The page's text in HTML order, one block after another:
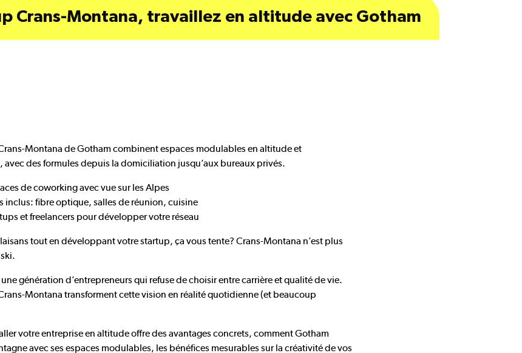
Crans-Montana, travaillez en altitude avec Gotham
Montana de Gotham combinent espaces modulables en altitude et
avec des formules depuis la domiciliation jusqu’aux bureaux privés.
de coworking avec vue sur les Alpes
inclus: fibre optique, salles de réunion, cuisine
et freelancers pour développer votre réseau
tout en développant votre startup, ça vous tente? Crans-Montana n’est plus
génération d’entrepreneurs qui refuse de choisir entre carrière et qualité de vie.
Montana transforment cette vision en réalité quotidienne (et beaucoup
votre entreprise en altitude offre des avantages concrets, comment Gotham
avec ses espaces modulables, les bénéfices mesurables sur la créativité de vos